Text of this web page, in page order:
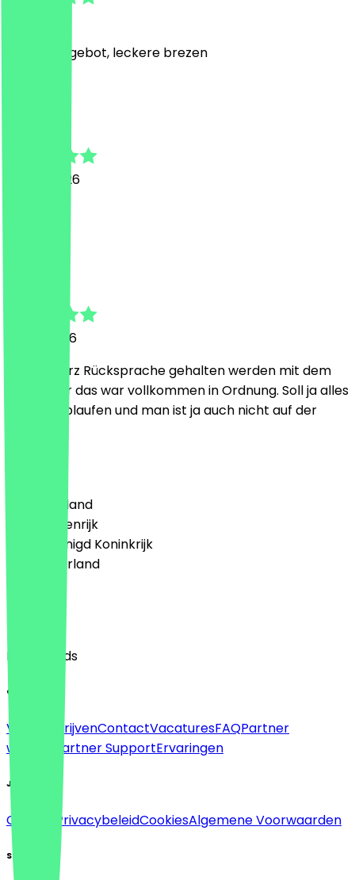
Cooles Angebot, leckere brezen
29 mei 2026
21 mei 2026
Musste kurz Rücksprache gehalten werden mit dem
Chef, aber das war vollkommen in Ordnung. Soll ja alles
korrekt ablaufen und man ist ja auch nicht auf der
🇩🇪 Duitsland
🇦🇹 Oostenrijk
🇬🇧 Verenigd Koninkrijk
🇳🇱 Nederland
Nederlands
Over
Voor bedrijvenContactVacaturesFAQPartner
worden
Partner SupportErvaringen
Juridisch
Colofon PrivacybeleidCookiesAlgemene Voorwaarden
Sociaal